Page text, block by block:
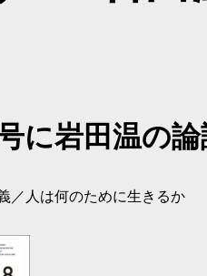
に岩田温の
／人は何のために生きるか